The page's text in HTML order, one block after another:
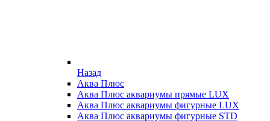
Назад
Аква Плюс
Аква Плюс аквариумы прямые LUX
Аква Плюс аквариумы фигурные LUX
Аква Плюс аквариумы фигурные STD